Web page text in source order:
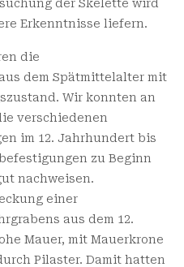
der Skelette wird
Erkenntnisse liefern.
die
dem Spätmittelalter mit
Wir konnten an
verschiedenen
im 12. Jahrhundert bis
zu Beginn
nachweisen.
einer
aus dem 12.
Mauer, mit Mauerkrone
Pilaster. Damit hatten